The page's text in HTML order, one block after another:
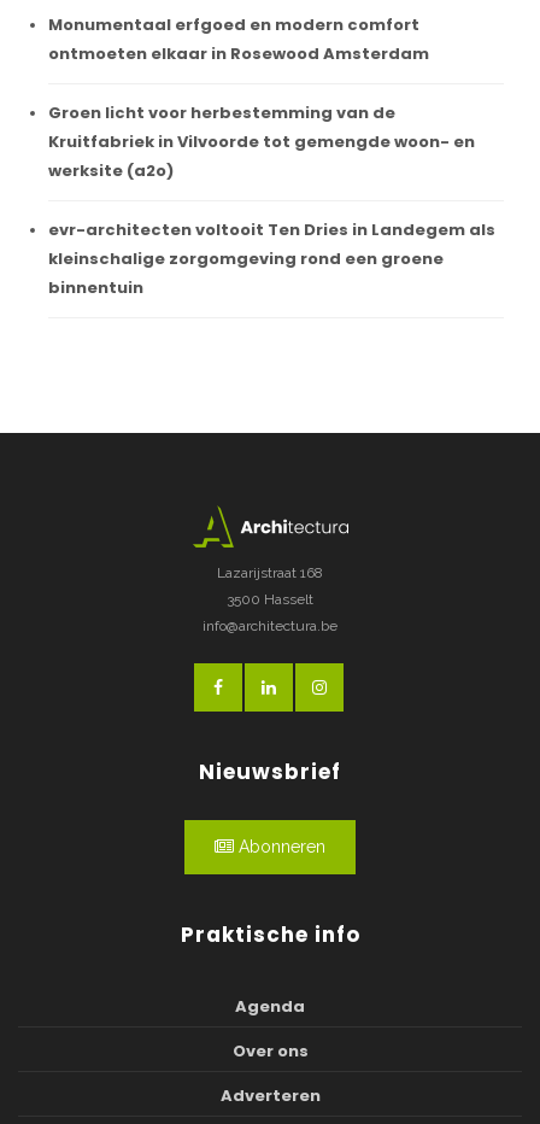
Monumentaal erfgoed en modern comfort
ontmoeten elkaar in Rosewood Amsterdam
Groen licht voor herbestemming van de
Kruitfabriek in Vilvoorde tot gemengde woon- en
werksite (a2o)
evr-architecten voltooit Ten Dries in Landegem als
kleinschalige zorgomgeving rond een groene
binnentuin
Lazarijstraat 168
3500 Hasselt
info@architectura.be
Nieuwsbrief
Abonneren
Praktische info
Agenda
Over ons
Adverteren